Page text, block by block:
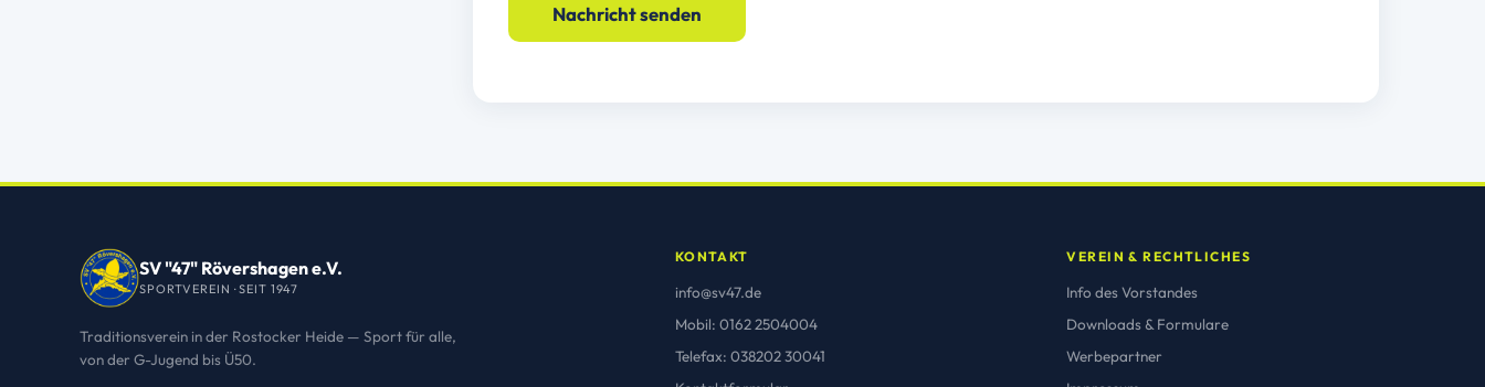
SV "47" Rövershagen e.V.
SPORTVEREIN · SEIT 1947
Traditionsverein in der Rostocker Heide — Sport für alle,
von der G-Jugend bis Ü50.
KONTAKT
info@sv47.de
Mobil: 0162 2504004
Telefax: 038202 30041
VEREIN & RECHTLICHES
Info des Vorstandes
Downloads & Formulare
Werbepartner